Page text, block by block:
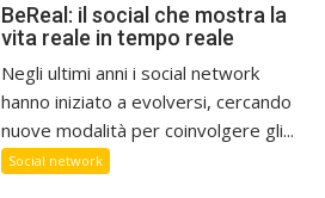
BeReal: il social che mostra la
vita reale in tempo reale
Negli ultimi anni i social network
hanno iniziato a evolversi, cercando
nuove modalità per coinvolgere gli...
Social network